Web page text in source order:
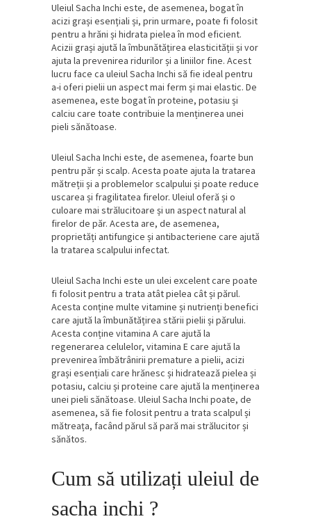
Uleiul Sacha Inchi este, de asemenea, bogat în
acizi grași esențiali și, prin urmare, poate fi folosit
pentru a hrăni și hidrata pielea în mod eficient.
Acizii grași ajută la îmbunătățirea elasticității și vor
ajuta la prevenirea ridurilor și a liniilor fine. Acest
lucru face ca uleiul Sacha Inchi să fie ideal pentru
a-i oferi pielii un aspect mai ferm și mai elastic. De
asemenea, este bogat în proteine, potasiu și
calciu care toate contribuie la menținerea unei
pieli sănătoase.
Uleiul Sacha Inchi este, de asemenea, foarte bun
pentru păr și scalp. Acesta poate ajuta la tratarea
mătreții și a problemelor scalpului și poate reduce
uscarea și fragilitatea firelor. Uleiul oferă și o
culoare mai strălucitoare și un aspect natural al
firelor de păr. Acesta are, de asemenea,
proprietăți antifungice și antibacteriene care ajută
la tratarea scalpului infectat.
Uleiul Sacha Inchi este un ulei excelent care poate
fi folosit pentru a trata atât pielea cât și părul.
Acesta conține multe vitamine și nutrienți benefici
care ajută la îmbunătățirea stării pielii și părului.
Acesta conține vitamina A care ajută la
regenerarea celulelor, vitamina E care ajută la
prevenirea îmbătrânirii premature a pielii, acizi
grași esențiali care hrănesc și hidratează pielea și
potasiu, calciu și proteine care ajută la menținerea
unei pieli sănătoase. Uleiul Sacha Inchi poate, de
asemenea, să fie folosit pentru a trata scalpul și
mătreața, facând părul să pară mai strălucitor și
sănătos.
Cum să utilizați uleiul de
sacha inchi ?